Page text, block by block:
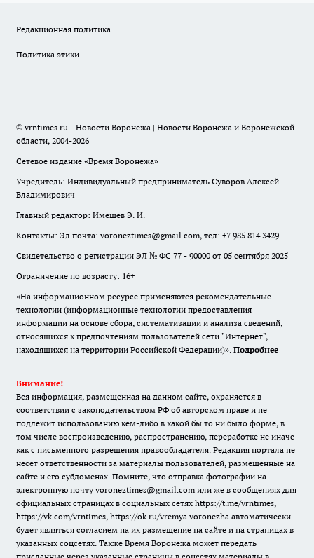
Редакционная политика
Политика этики
© vrntimes.ru - Новости Воронежа | Новости Воронежа и Воронежской
области, 2004-2026
Сетевое издание «Время Воронежа»
Учредитель: Индивидуальный предприниматель Суворов Алексей
Владимирович
Главный редактор: Имешев Э. И.
Контакты: Эл.почта: voroneztimes@gmail.com, тел: +7 985 814 3429
Свидетельство о регистрации ЭЛ № ФС 77 - 90000 от 05 сентября 2025
Ограничение по возрасту: 16+
«На информационном ресурсе применяются рекомендательные
технологии (информационные технологии предоставления
информации на основе сбора, систематизации и анализа сведений,
относящихся к предпочтениям пользователей сети "Интернет",
находящихся на территории Российской Федерации)». Подробнее
Внимание!
Вся информация, размещенная на данном сайте, охраняется в
соответствии с законодательством РФ об авторском праве и не
подлежит использованию кем-либо в какой бы то ни было форме, в
том числе воспроизведению, распространению, переработке не иначе
как с письменного разрешения правообладателя. Редакция портала не
несет ответственности за материалы пользователей, размещенные на
сайте и его субдоменах. Помните, что отправка фотографии на
электронную почту voroneztimes@gmail.com или же в сообщениях для
официальных страницах в социальных сетях https://t.me/vrntimes,
https://vk.com/vrntimes, https://ok.ru/vremya.voronezha автоматически
будет являться согласием на их размещение на сайте и на страницах в
указанных соцсетях. Также Время Воронежа может передать